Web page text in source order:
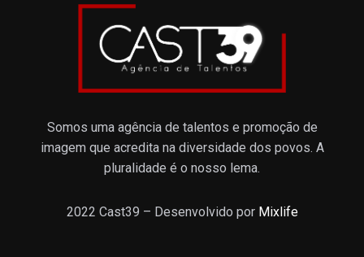
Somos uma agência de talentos e promoção de
imagem que acredita na diversidade dos povos. A
pluralidade é o nosso lema.
2022 Cast39 – Desenvolvido por Mixlife